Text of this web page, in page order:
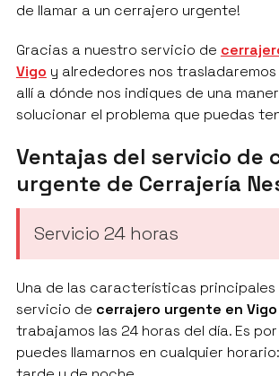
de llamar a un cerrajero urgente!
Gracias a nuestro servicio de
Vigo y alrededores nos
allí a dónde nos indiques de una
solucionar el problema que puedas
Ventajas del servicio de
urgente de Cerrajería
Servicio 24 horas
Una de las características
servicio de cerrajero urgente en Vigo
trabajamos las 24 horas del día. Es
puedes llamarnos en cualquier